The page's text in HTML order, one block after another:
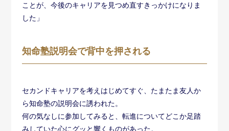
ことが、今後のキャリアを見つめ直すきっかけになりま
した」
知命塾説明会で背中を押される
セカンドキャリアを考えはじめてすぐ、たまたま友人か
ら知命塾の説明会に誘われた。
何の気なしに参加してみると、転進についてどこか足踏
みしていた心にグッと響くものがあった。